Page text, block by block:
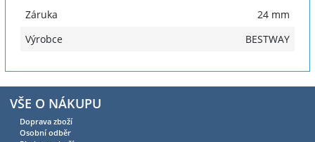
Záruka
24 mm
Výrobce
BESTWAY
VŠE O NÁKUPU
Doprava zboží
Osobní odběr